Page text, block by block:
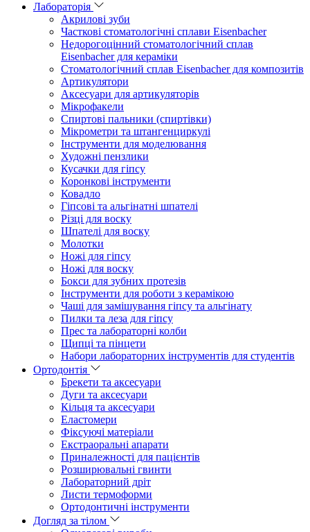
Лабораторія
Акрилові зуби
Часткові стоматологічні сплави Eisenbacher
Недорогоцінний стоматологічний сплав
Eisenbacher для кераміки
Стоматологічний сплав Eisenbacher для композитів
Артикулятори
Аксесуари для артикуляторів
Мікрофакели
Спиртові пальники (спиртівки)
Мікрометри та штангенциркулі
Інструменти для моделювання
Художні пензлики
Кусачки для гіпсу
Коронкові інструменти
Ковадло
Гіпсові та альгінатні шпателі
Різці для воску
Шпателі для воску
Молотки
Ножі для гіпсу
Ножі для воску
Бокси для зубних протезів
Інструменти для роботи з керамікою
Чаші для замішування гіпсу та альгінату
Пилки та леза для гіпсу
Прес та лабораторні колби
Щипці та пінцети
Набори лабораторних інструментів для студентів
Ортодонтія
Брекети та аксесуари
Дуги та аксесуари
Кільця та аксесуари
Еластомери
Фіксуючі матеріали
Екстраоральні апарати
Приналежності для пацієнтів
Розширювальні гвинти
Лабораторний дріт
Листи термоформи
Ортодонтичні інструменти
Догляд за тілом